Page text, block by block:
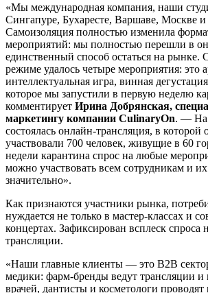
«Мы международная компания, наши
Сингапуре, Бухаресте, Варшаве, Москве и
Самоизоляция полностью изменила
мероприятий: мы полностью перешли в
единственный способ остаться на рынке.
режиме удалось четыре мероприятия: это
интеллектуальная игра, винная
которое мы запустили в первую неделю
комментирует Ирина Добрянская,
маркетингу компании CulinaryOn. — На
состоялась онлайн-трансляция, в которой
участвовали 700 человек, живущие в 60
недели карантина спрос на любые
можно участвовать всем сотрудникам и
значительно».
Как признаются участники рынка,
нуждается не только в мастер-классах и
концертах. Зафиксирован всплеск спроса
трансляции.
«Наши главные клиенты — это B2B
медики: фарм-бренды ведут трансляции
врачей, дантисты и косметологи проводят